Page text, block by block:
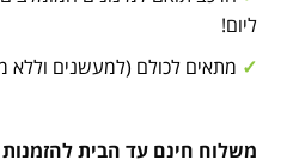
ליום!
✓ מתאים לכולם (למעשנים וללא